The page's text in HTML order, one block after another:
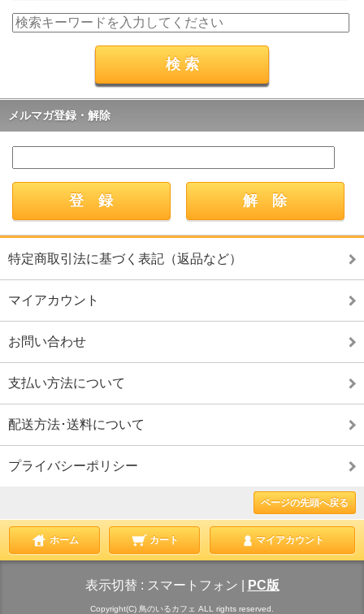
メルマガ登録・解除
特定商取引法に基づく表記（返品など）
マイアカウント
お問い合わせ
支払い方法について
配送方法･送料について
プライバシーポリシー
ページの先頭へ戻る
ホーム カート マイアカウント
表示切替 : スマートフォン PC版
Copyright(C) 鳥のいるカフェ ALL rights reserved.